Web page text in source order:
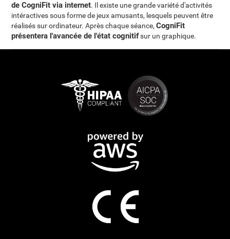
de CogniFit via internet. Il existe une grande variété d'activités
intéractives sous forme de jeux amusants, lesquels peuvent être
réalisés sur ordinateur. Après chaque séance,CogniFit
présentera l'avancée de l'état cognitifsur un graphique.